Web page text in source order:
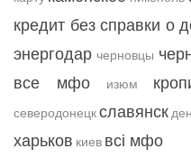
кредит без справки о
энергодар черновцы
все мфо
изюм
северодонецкславянск
харьков киев всі мфо